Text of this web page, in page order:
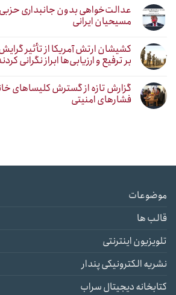
عدالت‌خواهی بدون جانبداری
مسیحیان ایرانی
کشیشان ارتش آمریکا از تأثیر
بر ترفیع و ارزیابی‌ها ابراز نگرانی
گزارش تازه از گسترش کلیساهای
فشارهای امنیتی
موضوعات
قالب ها
تلویزیون اینترنتی
نشریه الکترونیکی پندار
کتابخانه دیجیتال سراب